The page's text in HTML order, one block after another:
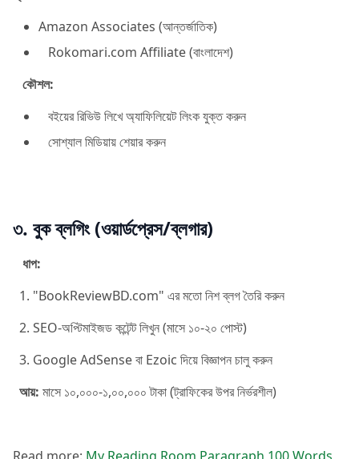
Amazon Associates (আন্তর্জাতিক)
Rokomari.com Affiliate (বাংলাদেশ)
কৌশল:
বইয়ের রিভিউ লিখে অ্যাফিলিয়েট লিংক যুক্ত করুন
সোশ্যাল মিডিয়ায় শেয়ার করুন
৩. বুক ব্লগিং (ওয়ার্ডপ্রেস/ব্লগার)
ধাপ:
1. "BookReviewBD.com" এর মতো নিশ ব্লগ তৈরি করুন
2. SEO-অপ্টিমাইজড কন্টেন্ট লিখুন (মাসে ১০-২০ পোস্ট)
3. Google AdSense বা Ezoic দিয়ে বিজ্ঞাপন চালু করুন
আয়: মাসে ১০,০০০-১,০০,০০০ টাকা (ট্রাফিকের উপর নির্ভরশীল)